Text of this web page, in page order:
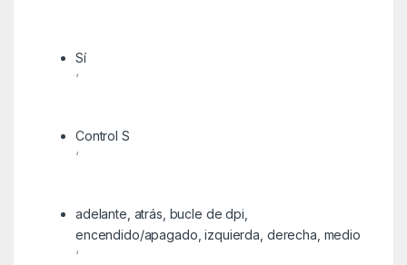
Sí
‘
Control S
‘
adelante, atrás, bucle de dpi,
encendido/apagado, izquierda, derecha, medio
‘